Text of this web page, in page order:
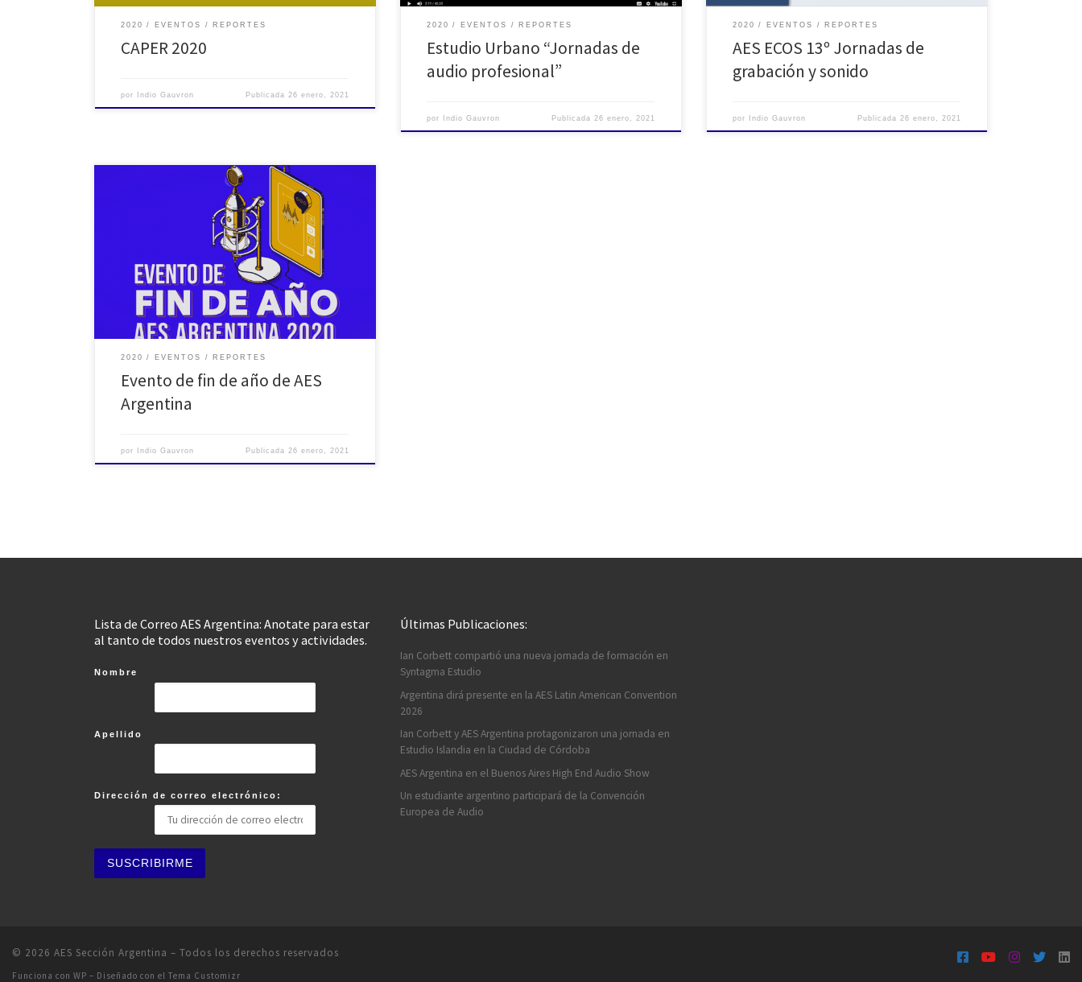
2020 EVENTOS REPORTES
CAPER 2020
por Indio Gauvron Publicada 26 enero, 2021
2020 EVENTOS REPORTES
Estudio Urbano “Jornadas de
audio profesional”
por Indio Gauvron Publicada 26 enero, 2021
2020 EVENTOS REPORTES
AES ECOS 13º Jornadas de
grabación y sonido
por Indio Gauvron Publicada 26 enero, 2021
28 de noviembre Como cierre a un año tan particular
la Sección de AES Argentina transmitió un evento en el
que participaron diferentes personalidades
nacionales e internacionales, ofreciendo una variada y
nutrida paleta de temas. Jorge Petrosino (Universidad
de Lanus): “Aplicaciones del principio de Huygens”
Line arrays, difusores y espejos […]
2020 EVENTOS REPORTES
Evento de fin de año de AES
Argentina
por Indio Gauvron Publicada 26 enero, 2021
Lista de Correo AES Argentina: Anotate para estar
al tanto de todos nuestros eventos y actividades.
Nombre
Apellido
Dirección de correo electrónico:
Últimas Publicaciones:
Ian Corbett compartió una nueva jornada de formación en
Syntagma Estudio
Argentina dirá presente en la AES Latin American Convention
2026
Ian Corbett y AES Argentina protagonizaron una jornada en
Estudio Islandia en la Ciudad de Córdoba
AES Argentina en el Buenos Aires High End Audio Show
Un estudiante argentino participará de la Convención
Europea de Audio
© 2026 AES Sección Argentina – Todos los derechos reservados
Funciona con WP – Diseñado con el Tema Customizr